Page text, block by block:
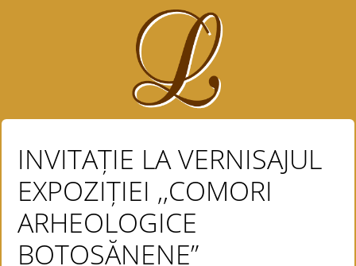
INVITAȚIE LA VERNISAJUL
EXPOZIȚIEI ,,COMORI
ARHEOLOGICE
BOTOȘĂNENE”